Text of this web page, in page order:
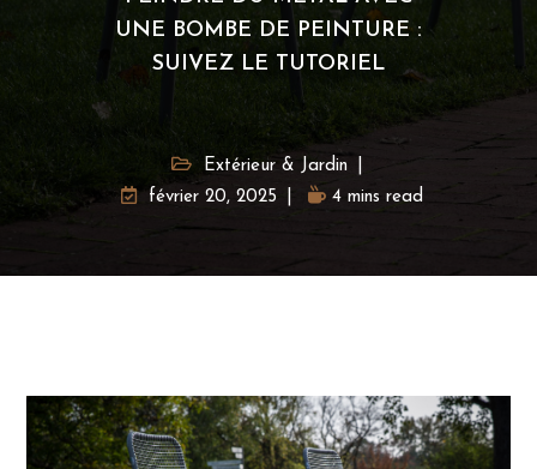
UNE BOMBE DE PEINTURE :
SUIVEZ LE TUTORIEL
Extérieur & Jardin
février 20, 2025
4 mins read